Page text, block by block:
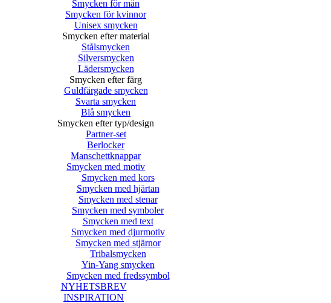
Smycken för män
Smycken för kvinnor
Unisex smycken
Smycken efter material
Stålsmycken
Silversmycken
Lädersmycken
Smycken efter färg
Guldfärgade smycken
Svarta smycken
Blå smycken
Smycken efter typ/design
Partner-set
Berlocker
Manschettknappar
Smycken med motiv
Smycken med kors
Smycken med hjärtan
Smycken med stenar
Smycken med symboler
Smycken med text
Smycken med djurmotiv
Smycken med stjärnor
Tribalsmycken
Yin-Yang smycken
Smycken med fredssymbol
NYHETSBREV
INSPIRATION